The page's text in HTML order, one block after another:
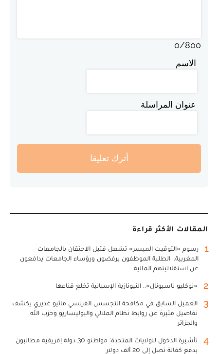
0/800
الاسم
عنوان المراسلة
أترك تعليقا
المقالات الأكثر قراءة
1
رسوم «التوقيت الميسر» تشعل فتيل الاحتقان بالجامعات
المغربية.. الطلبة الموظفون يرفضون ورؤساء الجامعات يدافعون
عن استقلاليتهم المالية
2 «نوكليو ناسيونال».. النيونازية الإسبانية تخلع قناعها
3
العميل السابق في مكافحة التجسس الفرنسي ماثيو غديري يكشف
تفاصيل مثيرة عن روابط نظام الملالي والبوليساريو وحزب الله
والجزائر
4
تأشيرة الدخول للولايات المتحدة: مواطنو 30 دولة إفريقية مطالبون
بدفع كفالة تصل إلى 20 ألف دولار